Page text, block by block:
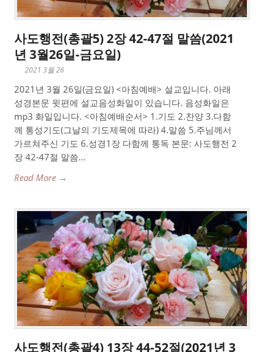
사도행전(총괄5) 2장 42-47절 말씀(2021
년 3월26일-금요일)
2021 3월 26
2021년 3월 26일(금요일) <아침예배> 설교입니다. 아래
성경본문 윗편에 설교음성화일이 있습니다. 음성화일은
mp3 화일입니다. <아침예배순서> 1.기도 2.찬양 3.다함
께 통성기도(그날의 기도제목에 따라) 4.말씀 5.주님께서
가르쳐주신 기도 6.성경1장 다함께 통독 본문: 사도행전 2
장 42-47절 말씀...
Read More →
사도행전(총괄4) 13장 44-52절(2021년 3